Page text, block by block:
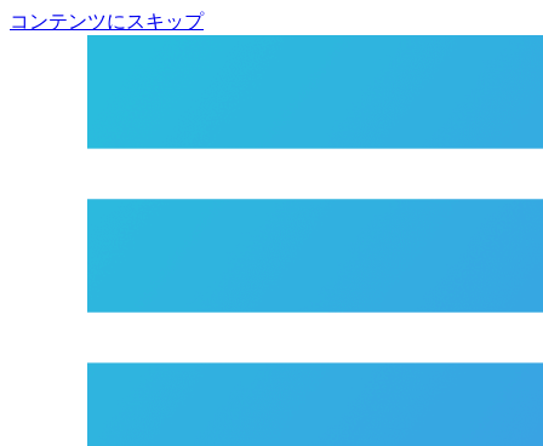
コンテンツにスキップ